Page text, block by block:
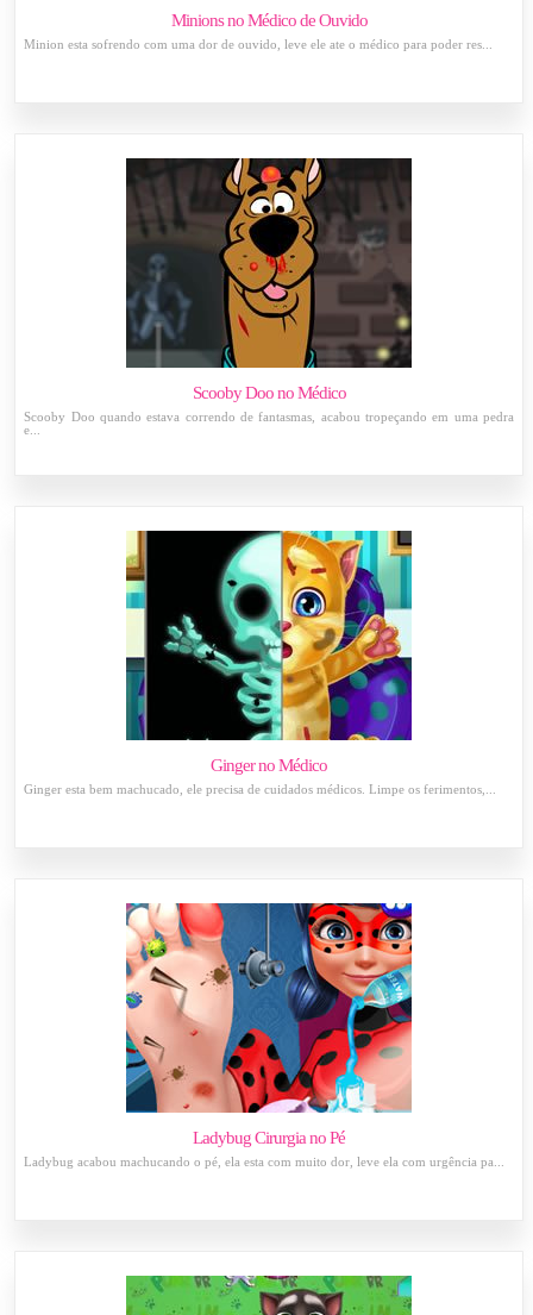
Minions no Médico de Ouvido
Minion esta sofrendo com uma dor de ouvido, leve ele ate o médico para poder res...
Scooby Doo no Médico
Scooby Doo quando estava correndo de fantasmas, acabou tropeçando em uma pedra
e...
Ginger no Médico
Ginger esta bem machucado, ele precisa de cuidados médicos. Limpe os ferimentos,...
Ladybug Cirurgia no Pé
Ladybug acabou machucando o pé, ela esta com muito dor, leve ela com urgência pa...